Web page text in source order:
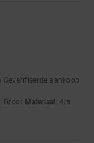
Geverifieerde aankoop
: Groot Materiaal : 4/5